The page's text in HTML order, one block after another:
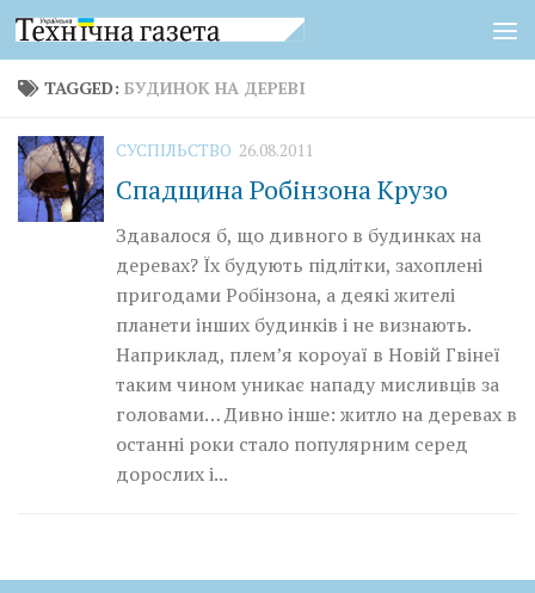
Skip to content
TAGGED: БУДИНОК НА ДЕРЕВІ
СУСПІЛЬСТВО 26.08.2011
Спадщина Робінзона Крузо
Здавалося б, що дивного в будинках на
деревах? Їх будують підлітки, захоплені
пригодами Робінзона, а деякі жителі
планети інших будинків і не визнають.
Наприклад, плем’я короуаї в Новій Гвінеї
таким чином уникає нападу мисливців за
головами… Дивно інше: житло на деревах в
останні роки стало популярним серед
дорослих і...